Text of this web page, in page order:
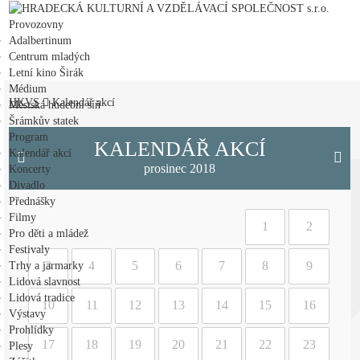
Provozovny
Adalbertinum
Centrum mladých
Letní kino Širák
Médium
Městská hudební síň
Šrámkův statek
Program
Kalendář akcí
Koncerty
Divadlo
Přednášky
Filmy
Pro děti a mládež
Festivaly
Trhy a jarmarky
Lidová slavnost
Lidová tradice
Výstavy
Prohlídky
Plesy
HKVS Kalendář akcí
KALENDÁŘ AKCÍ
prosinec 2018
1 2
3 4 5 6 7 8 9
10 11 12 13 14 15 16
17 18 19 20 21 22 23